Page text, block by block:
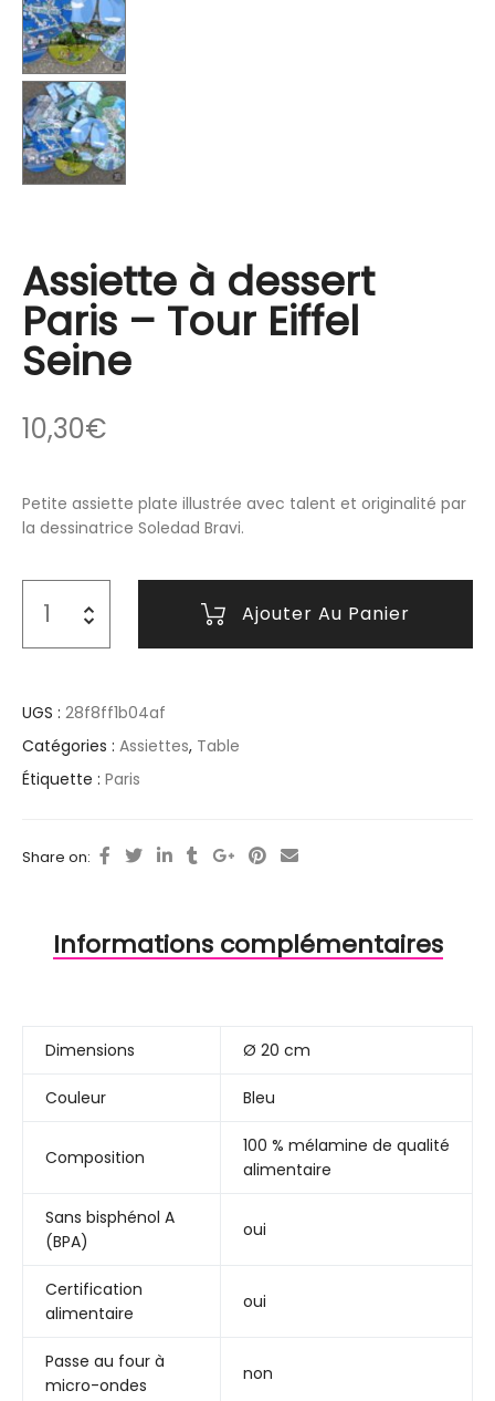
Assiette à dessert
Paris – Tour Eiffel
Seine
10,30€
Petite assiette plate illustrée avec talent et originalité par
la dessinatrice Soledad Bravi.
Ajouter Au Panier
UGS : 28f8ff1b04af
Catégories : Assiettes, Table
Étiquette : Paris
Share on:
Informations complémentaires
Dimensions Ø 20 cm
Couleur Bleu
Composition
100 % mélamine de qualité
alimentaire
Sans bisphénol A
(BPA)
oui
Certification
alimentaire
oui
Passe au four à
micro-ondes
non